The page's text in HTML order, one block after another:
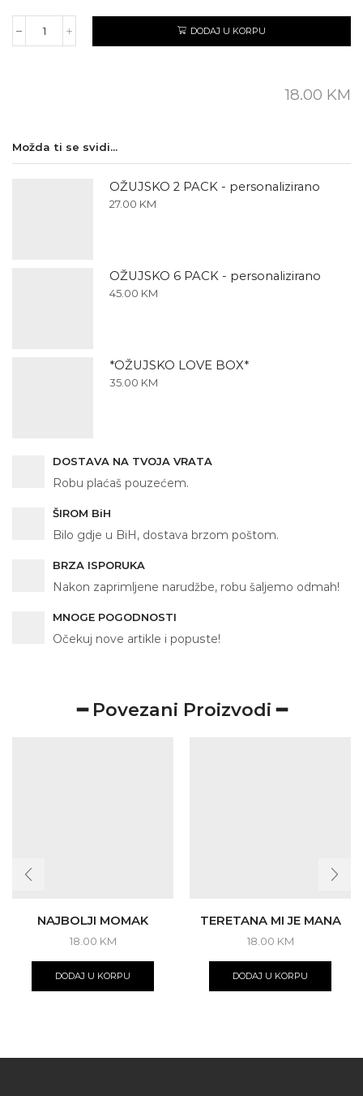
OŽUJSKO
DODAJ U KORPU
18.00 KM
Možda ti se svidi...
OŽUJSKO 2 PACK - personalizirano
27.00 KM
OŽUJSKO 6 PACK - personalizirano
45.00 KM
*OŽUJSKO LOVE BOX*
35.00 KM
DOSTAVA NA TVOJA VRATA
Robu plaćaš pouzećem.
ŠIROM BiH
Bilo gdje u BiH, dostava brzom poštom.
BRZA ISPORUKA
Nakon zaprimljene narudžbe, robu šaljemo odmah!
MNOGE POGODNOSTI
Očekuj nove artikle i popuste!
━ Povezani Proizvodi ━
NAJBOLJI MOMAK
18.00 KM
DODAJ U KORPU
TERETANA MI JE MANA
18.00 KM
DODAJ U KORPU